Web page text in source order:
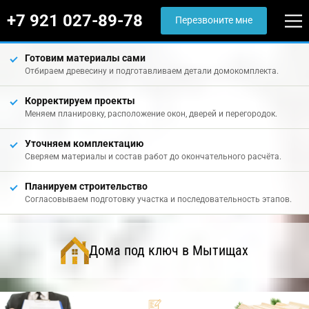
+7 921 027-89-78 Перезвоните мне
Готовим материалы сами
Отбираем древесину и подготавливаем детали домокомплекта.
Корректируем проекты
Меняем планировку, расположение окон, дверей и перегородок.
Уточняем комплектацию
Сверяем материалы и состав работ до окончательного расчёта.
Планируем строительство
Согласовываем подготовку участка и последовательность этапов.
Дома под ключ в Мытищах